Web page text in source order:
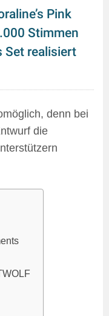
Pink
Stimmen
Set realisiert
denn bei
die